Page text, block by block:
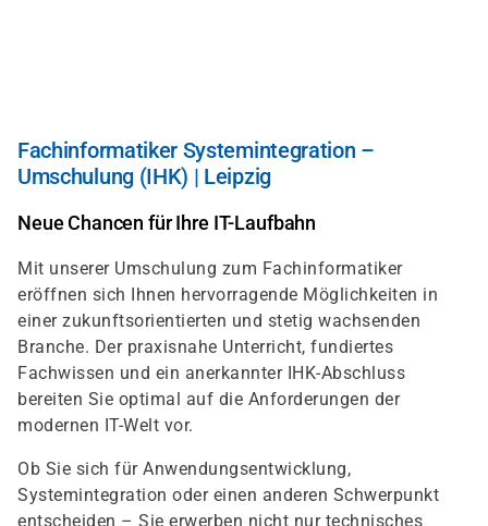
Fachinformatiker Systemintegration –
Umschulung (IHK) | Leipzig
Neue Chancen für Ihre IT-Laufbahn
Mit unserer Umschulung zum Fachinformatiker
eröffnen sich Ihnen hervorragende Möglichkeiten in
einer zukunftsorientierten und stetig wachsenden
Branche. Der praxisnahe Unterricht, fundiertes
Fachwissen und ein anerkannter IHK-Abschluss
bereiten Sie optimal auf die Anforderungen der
modernen IT-Welt vor.
Ob Sie sich für Anwendungsentwicklung,
Systemintegration oder einen anderen Schwerpunkt
entscheiden – Sie erwerben nicht nur technisches